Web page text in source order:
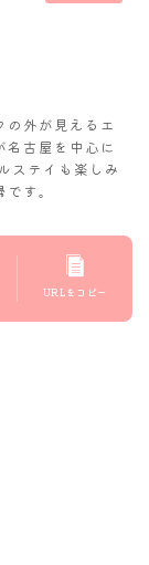
の外が見えるエ
名古屋を中心に
ステイも楽しみ
す。
URLをコピー